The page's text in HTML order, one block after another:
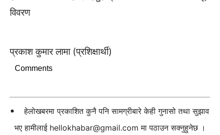
विवरण
प्रकाश कुमार लामा (प्रशिक्षार्थी)
Comments
हेलोखबरमा प्रकाशित कुनै पनि सामग्रीबारे केही गुनासो तथा सुझाव
भए हामीलाई hellokhabar@gmail.com मा पठाउन सक्नुहुनेछ ।